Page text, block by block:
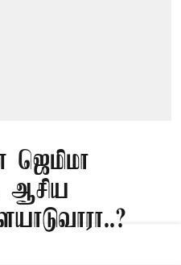
ஜெமிமா
ஆசிய